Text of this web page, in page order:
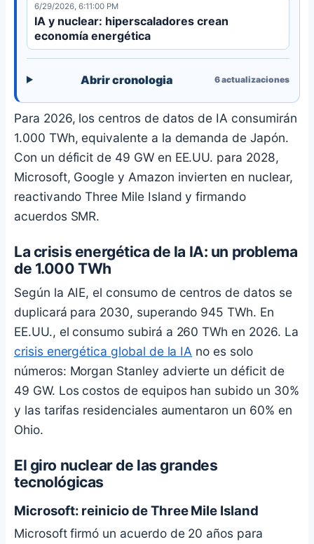
6/29/2026, 6:11:00 PM
IA y nuclear: hiperscaladores crean
economía energética
Abrir cronologia 6actualizaciones
Para 2026, los centros de datos de IA consumirán
1.000 TWh, equivalente a la demanda de Japón.
Con un déficit de 49 GW en EE.UU. para 2028,
Microsoft, Google y Amazon invierten en nuclear,
reactivando Three Mile Island y firmando
acuerdos SMR.
La crisis energética de la IA: un problema
de 1.000 TWh
Según la AIE, el consumo de centros de datos se
duplicará para 2030, superando 945 TWh. En
EE.UU., el consumo subirá a 260 TWh en 2026. La
crisis energética global de la IA no es solo
números: Morgan Stanley advierte un déficit de
49 GW. Los costos de equipos han subido un 30%
y las tarifas residenciales aumentaron un 60% en
Ohio.
El giro nuclear de las grandes
tecnológicas
Microsoft: reinicio de Three Mile Island
Microsoft firmó un acuerdo de 20 años para